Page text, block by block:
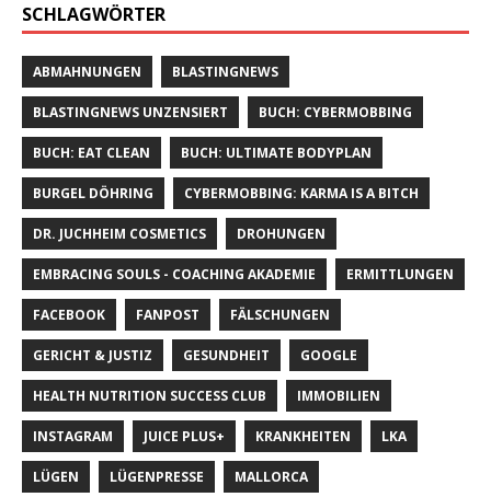
SCHLAGWÖRTER
ABMAHNUNGEN BLASTINGNEWS
BLASTINGNEWS UNZENSIERT BUCH: CYBERMOBBING
BUCH: EAT CLEAN BUCH: ULTIMATE BODYPLAN
BURGEL DÖHRING CYBERMOBBING: KARMA IS A BITCH
DR. JUCHHEIM COSMETICS DROHUNGEN
EMBRACING SOULS - COACHING AKADEMIE ERMITTLUNGEN
FACEBOOK FANPOST FÄLSCHUNGEN
GERICHT & JUSTIZ GESUNDHEIT GOOGLE
HEALTH NUTRITION SUCCESS CLUB IMMOBILIEN
INSTAGRAM JUICE PLUS+ KRANKHEITEN LKA
LÜGEN LÜGENPRESSE MALLORCA